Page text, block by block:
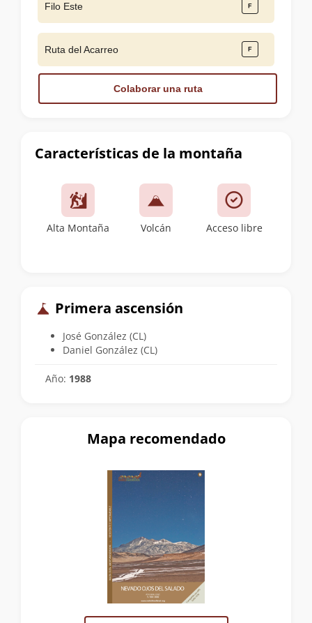
Características de la montaña
Alta Montaña Volcán Acceso libre
Primera ascensión
José González (CL)
Daniel González (CL)
Año: 1988
Filo Este
Ruta del Acarreo
Colaborar una ruta
Mapa recomendado